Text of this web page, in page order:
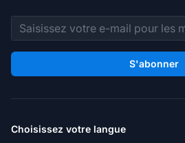
Adresse e-mail
S'abonner
Choisissez votre langue